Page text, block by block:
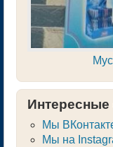
Мы
Мы на